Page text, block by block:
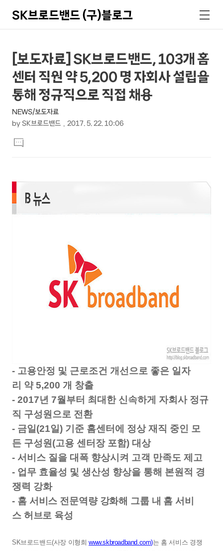
SK브로드밴드 (구)블로그
색
메
뉴
상
세
컨
텐
츠
본
문
제
목
[보도자료] SK브로드밴드, 103개 홈
센터 직원 약 5,200 명 자회사 설립을
통해 정규직으로 직접 채용
NEWS/보도자료
by SK브로드밴드 2017. 5. 22. 10:06
문
댓
글
- 고용안정 및 근로조건 개선으로 좋은 일자
리 약 5,200 개 창출
- 2017년 7월부터 최대한 신속하게 자회사 정규
직 구성원으로 전환
- 금일 (21일) 기준 홈센터에 정상 재직 중인 모
든 구성원 (고용 센터장 포함) 대상
- 서비스 질을 대폭 향상시켜 고객 만족도 제고
- 업무 효율성 및 생산성 향상을 통해 본원적 경
쟁력 강화
- 홈 서비스 전문역량 강화해 그룹 내 홈 서비
스 허브로 육성
SK브로드밴드(사장 이형희 www.skbroadband.com)는 홈 서비스 경쟁